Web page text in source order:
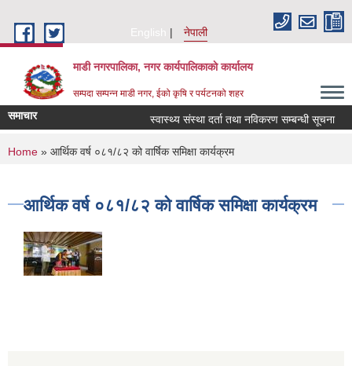
English
नेपाली
माडी नगरपालिका, नगर कार्यपालिकाकाे कार्यालय
सम्पदा सम्पन्न माडी नगर, ईको कृषि र पर्यटनको शहर
समाचार स्वास्थ्य संस्था दर्ता तथा नविकरण सम्बन्धी सूचना
You are here
Home » आर्थिक वर्ष ०८१/८२ को वार्षिक समिक्षा कार्यक्रम
आर्थिक वर्ष ०८१/८२ को वार्षिक समिक्षा कार्यक्रम